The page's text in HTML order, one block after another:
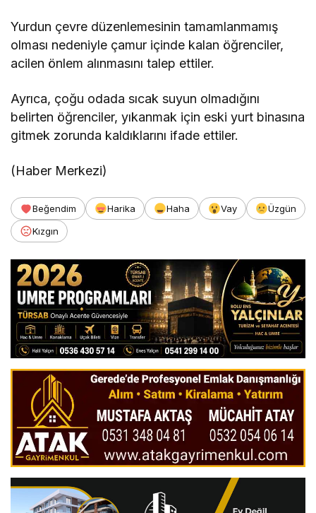
Yurdun çevre düzenlemesinin tamamlanmamış
olması nedeniyle çamur içinde kalan öğrenciler,
acilen önlem alınmasını talep ettiler.
Ayrıca, çoğu odada sıcak suyun olmadığını
belirten öğrenciler, yıkanmak için eski yurt binasına
gitmek zorunda kaldıklarını ifade ettiler.
(Haber Merkezi)
Beğendim Harika Haha Vay
Üzgün
Kızgın